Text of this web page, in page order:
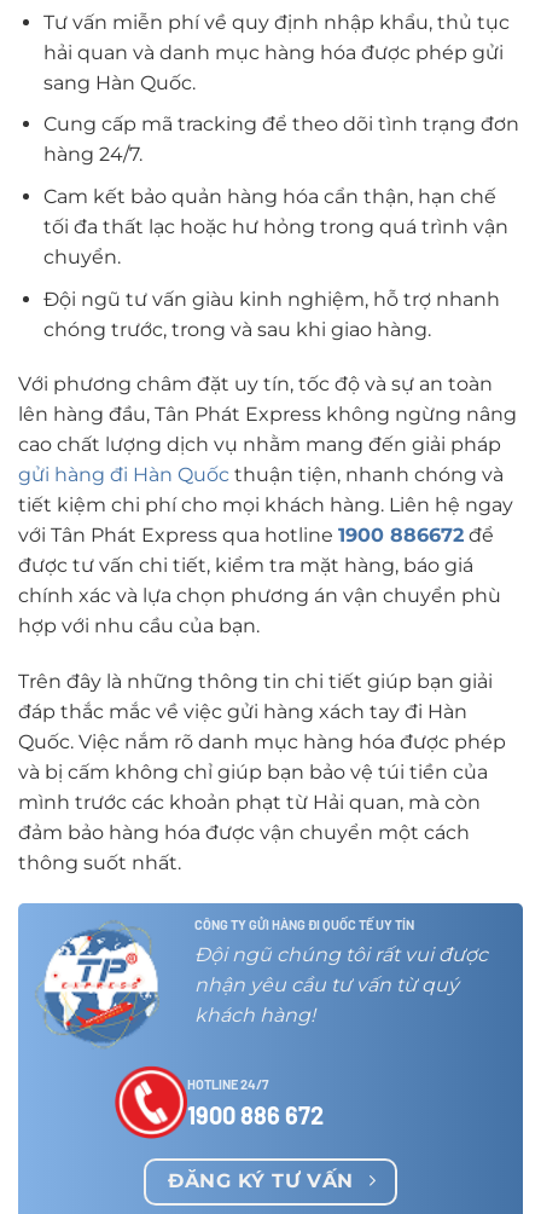
Tư vấn miễn phí về quy định nhập khẩu, thủ tục
hải quan và danh mục hàng hóa được phép gửi
sang Hàn Quốc.
Cung cấp mã tracking để theo dõi tình trạng đơn
hàng 24/7.
Cam kết bảo quản hàng hóa cẩn thận, hạn chế
tối đa thất lạc hoặc hư hỏng trong quá trình vận
chuyển.
Đội ngũ tư vấn giàu kinh nghiệm, hỗ trợ nhanh
chóng trước, trong và sau khi giao hàng.
Với phương châm đặt uy tín, tốc độ và sự an toàn
lên hàng đầu, Tân Phát Express không ngừng nâng
cao chất lượng dịch vụ nhằm mang đến giải pháp
gửi hàng đi Hàn Quốc thuận tiện, nhanh chóng và
tiết kiệm chi phí cho mọi khách hàng. Liên hệ ngay
với Tân Phát Express qua hotline 1900 886672 để
được tư vấn chi tiết, kiểm tra mặt hàng, báo giá
chính xác và lựa chọn phương án vận chuyển phù
hợp với nhu cầu của bạn.
Trên đây là những thông tin chi tiết giúp bạn giải
đáp thắc mắc về việc gửi hàng xách tay đi Hàn
Quốc. Việc nắm rõ danh mục hàng hóa được phép
và bị cấm không chỉ giúp bạn bảo vệ túi tiền của
mình trước các khoản phạt từ Hải quan, mà còn
đảm bảo hàng hóa được vận chuyển một cách
thông suốt nhất.
CÔNG TY GỬI HÀNG ĐI QUỐC TẾ UY TÍN
Đội ngũ chúng tôi rất vui được
nhận yêu cầu tư vấn từ quý
khách hàng!
HOTLINE 24/7
1900 886 672
ĐĂNG KÝ TƯ VẤN